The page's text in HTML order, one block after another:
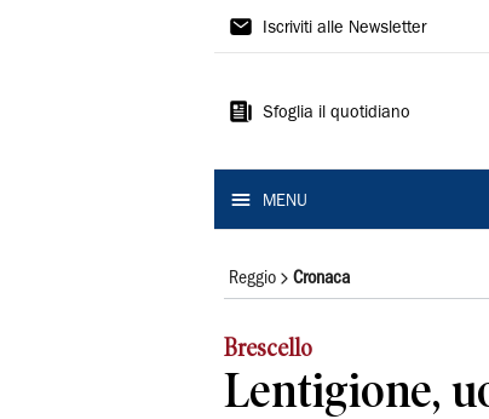
Gazzetta
Reggio
Iscriviti alle Newsletter
Sfoglia il quotidiano
MENU
Reggio Cronaca
Brescello
Lentigione,